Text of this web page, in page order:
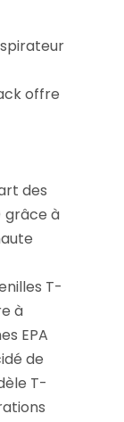
offre
des
grâce à
T-
à
EPA
de
T-